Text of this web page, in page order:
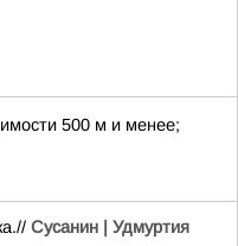
500 м и менее;
Сусанин | Удмуртия